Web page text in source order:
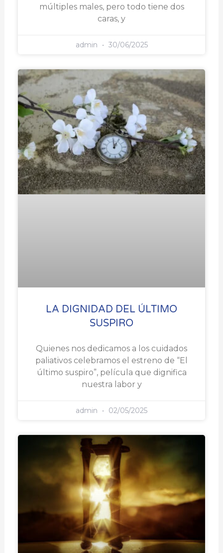
múltiples males, pero todo tiene dos
caras, y
admin 30/06/2025
LA DIGNIDAD DEL ÚLTIMO
SUSPIRO
Quienes nos dedicamos a los cuidados
paliativos celebramos el estreno de “El
último suspiro”, película que dignifica
nuestra labor y
admin 02/05/2025